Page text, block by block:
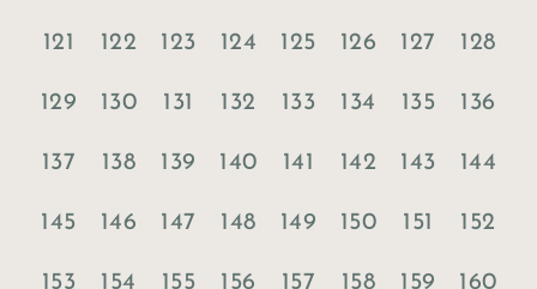
121 122 123 124 125 126 127 128
129 130 131 132 133 134 135 136
137 138 139 140 141 142 143 144
145 146 147 148 149 150 151 152
153 154 155 156 157 158 159 160